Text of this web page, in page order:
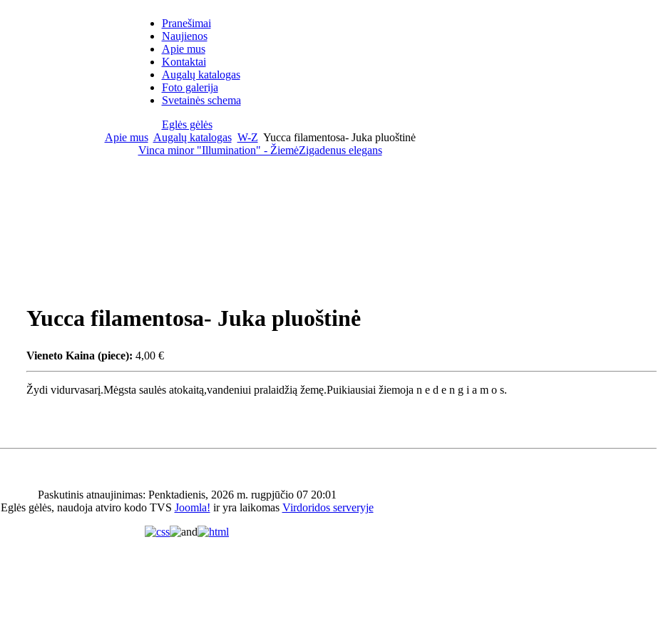
Pranešimai
Naujienos
Apie mus
Kontaktai
Augalų katalogas
Foto galerija
Svetainės schema
Eglės gėlės
Apie mus Augalų katalogas W-Z Yucca filamentosa- Juka pluoštinė
Vinca minor "Illumination" - ŽiemėZigadenus elegans
Yucca filamentosa- Juka pluoštinė
Vieneto Kaina (piece): 4,00 €
Žydi vidurvasarį.Mėgsta saulės atokaitą,vandeniui pralaidžią žemę.Puikiausiai žiemoja n e d e n g i a m o s.
Paskutinis atnaujinimas: Penktadienis, 2026 m. rugpjūčio 07 20:01
Eglės gėlės, naudoja atviro kodo TVS Joomla! ir yra laikomas Virdoridos serveryje